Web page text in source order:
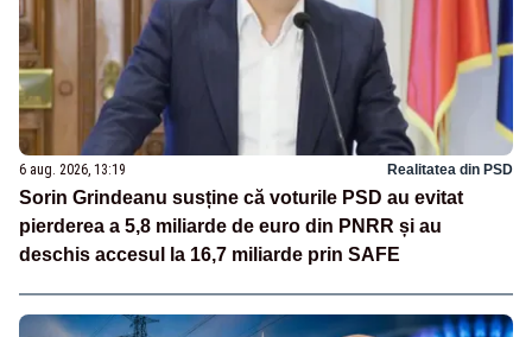
6 aug. 2026, 13:19 Realitatea din PSD
Sorin Grindeanu susține că voturile PSD au evitat
pierderea a 5,8 miliarde de euro din PNRR și au
deschis accesul la 16,7 miliarde prin SAFE